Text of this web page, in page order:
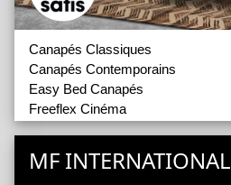
Canapés Classiques
Canapés Contemporains
Easy Bed Canapés
Freeflex Cinéma
Fauteuils d'Appoint
Matelas
MF INTERNATIONAL